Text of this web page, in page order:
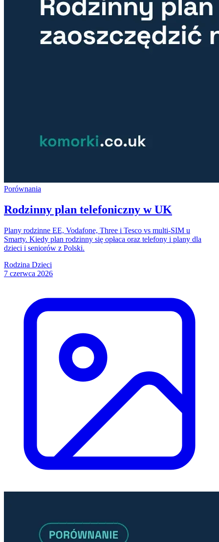
Porównania
Rodzinny plan telefoniczny w UK
Plany rodzinne EE, Vodafone, Three i Tesco vs multi-SIM u
Smarty. Kiedy plan rodzinny się opłaca oraz telefony i plany dla
dzieci i seniorów z Polski.
Rodzina Dzieci
7 czerwca 2026